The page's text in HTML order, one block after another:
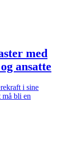
med
ansatte
i sine
bli en